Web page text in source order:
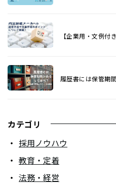
【企業用・文例付
履歴書には保管期
カテゴリ
採用ノウハウ
教育・定着
法務・経営